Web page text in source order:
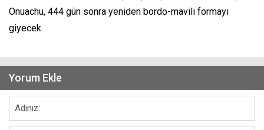
Onuachu, 444 gün sonra yeniden bordo-mavili formayı
giyecek.
Yorum Ekle